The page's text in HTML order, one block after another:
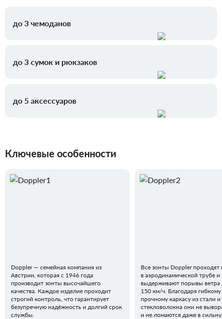
до 3 чемоданов
до 3 сумок и рюкзаков
до 5 аксессуаров
Ключевые особенности
Doppler — семейная компания из
Австрии, которая с 1946 года
производит зонты высочайшего
качества. Каждое изделие проходит
строгий контроль, что гарантирует
безупречную надёжность и долгий срок
службы.
Все зонты Doppler проходят
в аэродинамической трубе и
выдерживают порывы ветра
150 км/ч. Благодаря
прочному каркасу из стали и
стекловолокна они не
и не ломаются даже в